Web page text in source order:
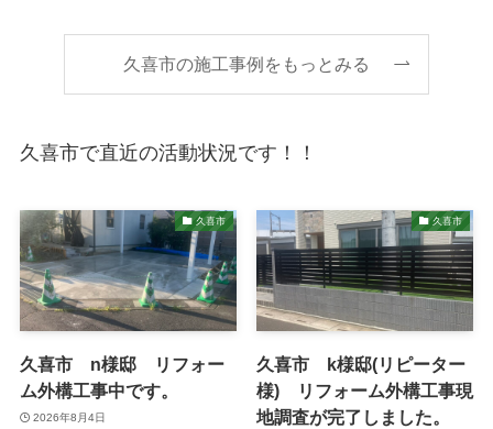
久喜市の施工事例をもっとみる
久喜市で直近の活動状況です！！
久喜市
久喜市 n様邸 リフォー
ム外構工事中です。
2026年8月4日
久喜市
久喜市 k様邸(リピーター
様) リフォーム外構工事現
地調査が完了しました。